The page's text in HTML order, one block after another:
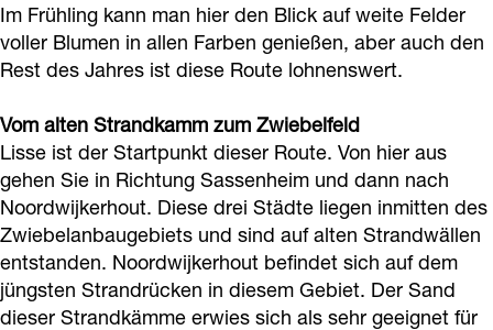
g
e
Im Frühling kann man hier den Blick auf weite Felder
voller Blumen in allen Farben genießen, aber auch den
Rest des Jahres ist diese Route lohnenswert.
Vom alten Strandkamm zum Zwiebelfeld
Lisse ist der Startpunkt dieser Route. Von hier aus
gehen Sie in Richtung Sassenheim und dann nach
Noordwijkerhout. Diese drei Städte liegen inmitten des
Zwiebelanbaugebiets und sind auf alten Strandwällen
entstanden. Noordwijkerhout befindet sich auf dem
jüngsten Strandrücken in diesem Gebiet. Der Sand
dieser Strandkämme erwies sich als sehr geeignet für